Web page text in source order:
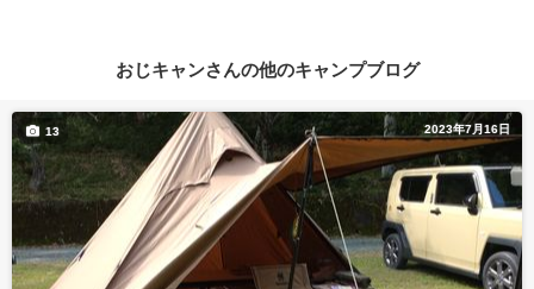
おじキャンさんの他のキャンプブログ
2023年7月16日
13